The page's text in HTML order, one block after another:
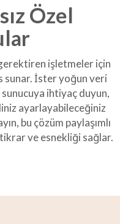
Özel
işletmeler için
İster yoğun veri
sunucuya ihtiyaç duyun,
ayarlayabileceğiniz
bu çözüm paylaşımlı
ve esnekliği sağlar.